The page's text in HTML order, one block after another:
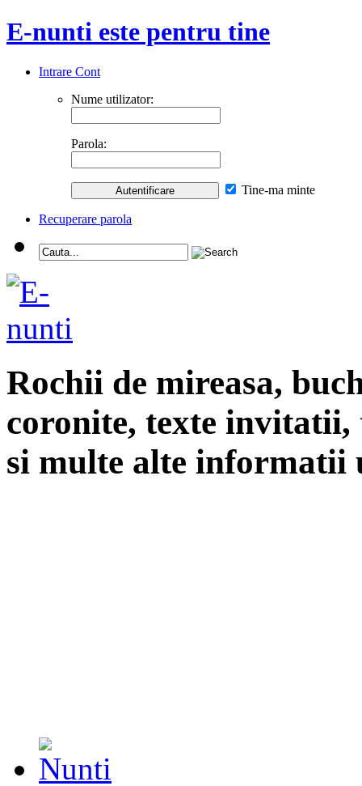
E-nunti este pentru tine
Intrare Cont
Nume utilizator:
Parola:
Tine-ma minte
Recuperare parola
Rochii de mireasa,
coronite, texte
si multe alte informatii